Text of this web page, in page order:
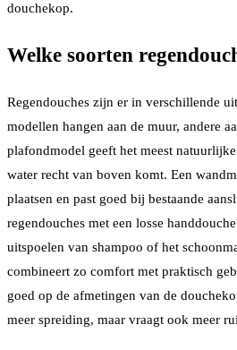
douchekop.
Welke soorten
Regendouches zijn er in verschillende
modellen hangen aan de muur, andere
plafondmodel geeft het meest
water recht van boven komt. Een
plaatsen en past goed bij bestaande
regendouches met een losse
uitspoelen van shampoo of het
combineert zo comfort met praktisch
goed op de afmetingen van de
meer spreiding, maar vraagt ook meer